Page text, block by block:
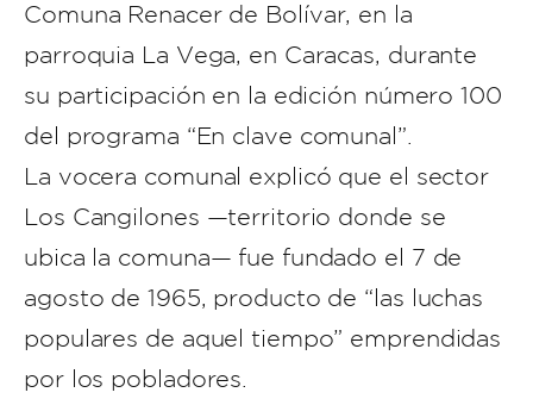
Comuna Renacer de Bolívar, en la
parroquia La Vega, en Caracas, durante
su participación en la edición número 100
del programa “En clave comunal”.
La vocera comunal explicó que el sector
Los Cangilones —territorio donde se
ubica la comuna— fue fundado el 7 de
agosto de 1965, producto de “las luchas
populares de aquel tiempo” emprendidas
por los pobladores.